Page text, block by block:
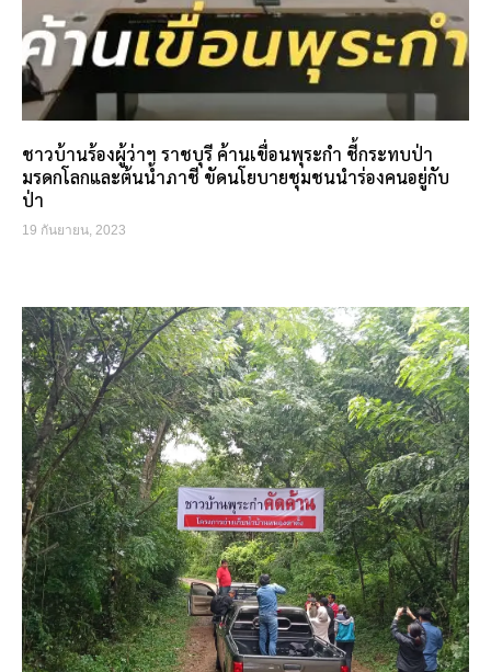
ชาวบ้านร้องผู้ว่าฯ ราชบุรี ค้านเขื่อนพุระกำ ชี้กระทบป่า
มรดกโลกและต้นน้ำภาชี ขัดนโยบายชุมชนนำร่องคนอยู่กับ
ป่า
19 กันยายน, 2023